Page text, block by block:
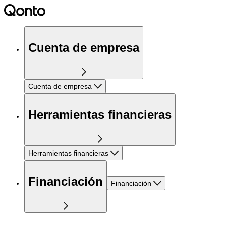
Cuenta de empresa
Cuenta de empresa
Herramientas financieras
Herramientas financieras
Financiación Financiación